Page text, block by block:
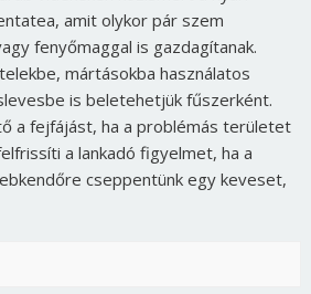
amit olykor pár szem
fenyőmaggal is gazdagítanak.
mártásokba használatos
is beletehetjük fűszerként.
a fejfájást, ha a problémás területet
a lankadó figyelmet, ha a
cseppentünk egy keveset,